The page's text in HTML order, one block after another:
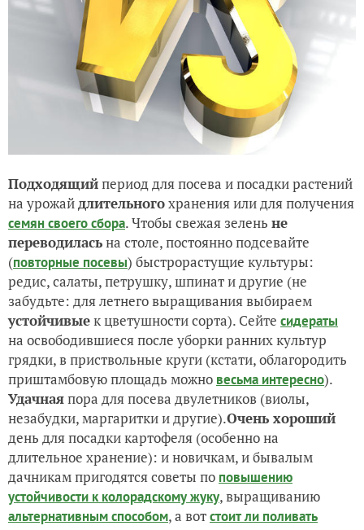
Подходящийпериод для посева и посадки растений
на урожайдлительногохранения или для получения
семян своего сбора. Чтобы свежая зелень не
переводиласьна столе, постоянно подсевайте
(повторные посевы) быстрорастущие культуры:
редис, салаты, петрушку, шпинат и другие (не
забудьте: для летнего выращивания выбираем
устойчивыек цветушности сорта). Сейте сидераты
на освободившиеся после уборки ранних культур
грядки, в приствольные круги (кстати, облагородить
приштамбовую площадь можно весьма интересно).
Удачнаяпора для посева двулетников (виолы,
незабудки, маргаритки и другие).Очень хороший
день для посадки картофеля (особенно на
длительное хранение): и новичкам, и бывалым
дачникам пригодятся советы по повышению
устойчивости к колорадскому жуку, выращиванию
альтернативным способом, а вотстоит ли поливать